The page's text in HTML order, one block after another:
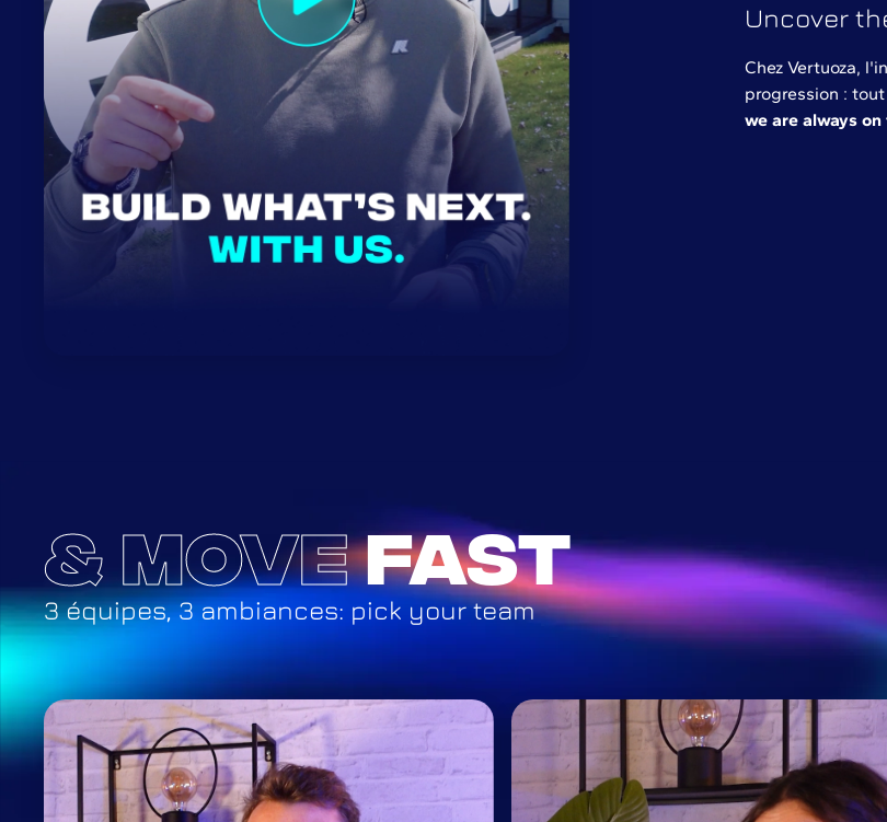
Uncover
Chez Vertuoza,
progression : tout
we are always on
& Movefast
3 équipes, 3 ambiances: pick your team